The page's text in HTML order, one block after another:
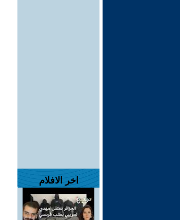
اخر الافلام